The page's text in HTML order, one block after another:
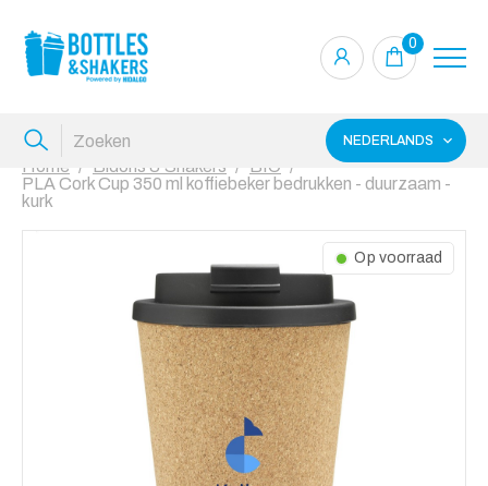
0
NEDERLANDS
Home Bidons & Shakers
BIO
PLA Cork Cup 350 ml koffiebeker bedrukken - duurzaam -
kurk
Op voorraad